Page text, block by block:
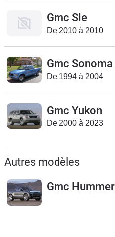
Gmc Sle
De 2010 à 2010
Gmc Sonoma
De 1994 à 2004
Gmc Yukon
De 2000 à 2023
Autres modèles
Gmc Hummer